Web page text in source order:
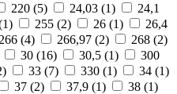
220 (5) 24,03 (1)
24,1
255 (2) 26 (1)
26,4
266 (4) 266,97 (2) 268 (2)
30 (16) 30,5 (1)
300
33 (7) 330 (1) 34 (1)
37 (2) 37,9 (1) 38 (1)